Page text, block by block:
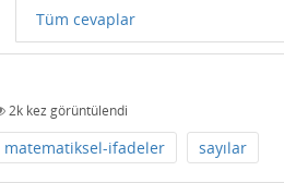
Tüm cevaplar
2k kez görüntülendi
matematiksel-ifadeler sayılar